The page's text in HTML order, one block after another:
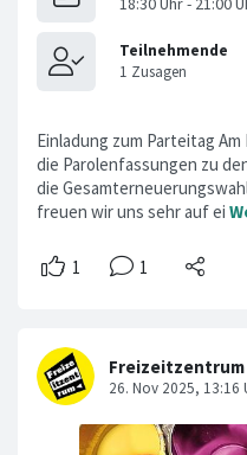
Einladung zum Parteitag
die Parolenfassungen zu
die
freuen wir uns sehr auf ei